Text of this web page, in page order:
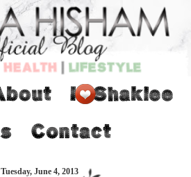
Tuesday, June 4, 2013